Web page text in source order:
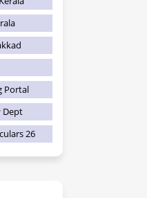
Portal
Dept
26